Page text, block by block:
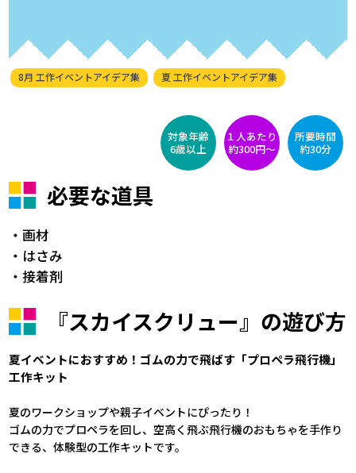
8月 工作イベントアイデア集 夏 工作イベントアイデア集
対象年齢
6歳以上
１人あたり
約300円〜
所要時間
約30分
必要な道具
・画材
・はさみ
・接着剤
『スカイスクリュー』の遊び方
夏イベントにおすすめ！ゴムの力で飛ばす「プロペラ飛行機」
工作キット
夏のワークショップや親子イベントにぴったり！
ゴムの力でプロペラを回し、空高く飛ぶ飛行機のおもちゃを手作り
できる、体験型の工作キットです。